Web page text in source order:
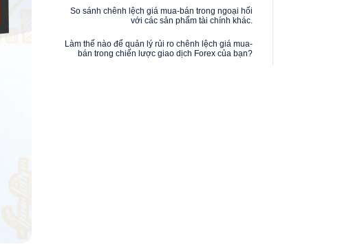
So sánh chênh lệch giá mua-bán trong ngoại hối
với các sản phẩm tài chính khác.
Làm thế nào để quản lý rủi ro chênh lệch giá mua-
bán trong chiến lược giao dịch Forex của bạn?